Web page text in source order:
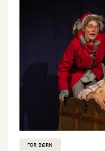
FOR BØRN